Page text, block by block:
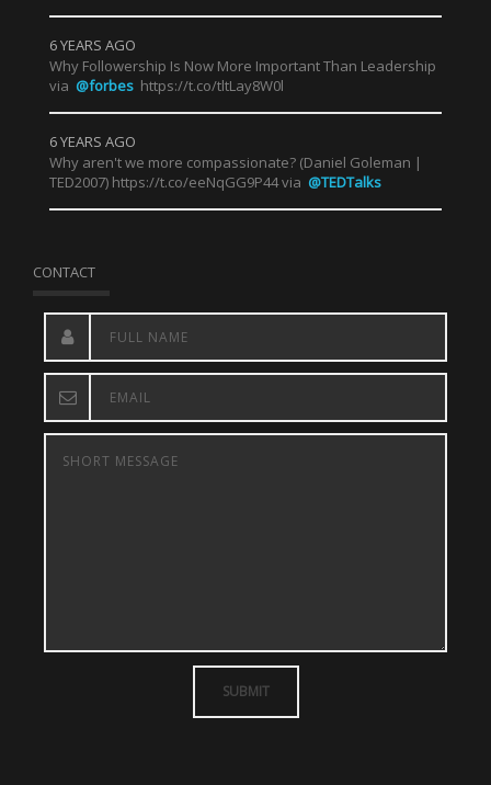
6 YEARS AGO
Why Followership Is Now More Important Than Leadership
via @forbes https://t.co/tltLay8W0l
6 YEARS AGO
Why aren't we more compassionate? (Daniel Goleman |
TED2007) https://t.co/eeNqGG9P44 via @TEDTalks
CONTACT
SUBMIT